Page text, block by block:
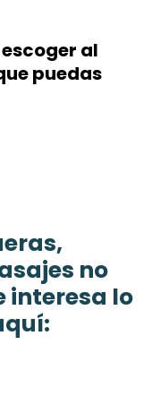
al
puedas
no
interesa lo